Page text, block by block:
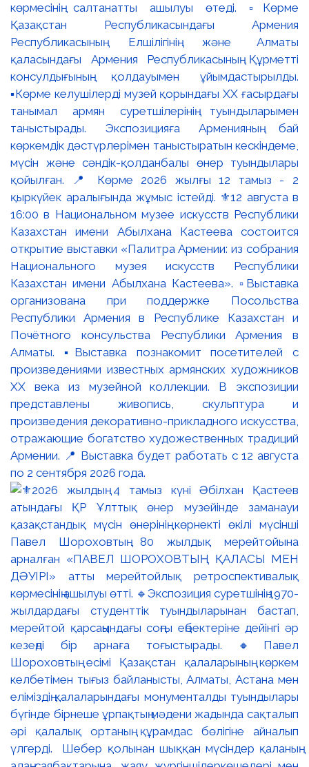
көрмесінің салтанатты ашылуы өтеді. ▫️Көрме
Қазақстан Республикасындағы Армения
Республикасының Елшілігінің және Алматы
қаласындағы Армения Республикасының Құрметті
консулдығының қолдауымен ұйымдастырылды.
▪️Көрме келушілерді музей қорындағы ХХ ғасырдағы
танымал армян суретшілерінің туындыларымен
таныстырады. Экспозицияға Арменияның бай
көркемдік дәстүрлерімен таныстыратын кескіндеме,
мүсін және сәндік-қолданбалы өнер туындылары
қойылған. 📍 Көрме 2026 жылғы 12 тамыз - 2
қыркүйек аралығында жұмыс істейді. ⚜️12 августа в
16:00 в Национальном музее искусств Республики
Казахстан имени Абылхана Кастеева состоится
открытие выставки «Палитра Армении: из собрания
Национального музея искусств Республики
Казахстан имени Абылхана Кастеева». ▫️Выставка
организована при поддержке Посольства
Республики Армения в Республике Казахстан и
Почётного консульства Республики Армения в
Алматы. ▪️Выставка познакомит посетителей с
произведениями известных армянских художников
XX века из музейной коллекции. В экспозиции
представлены живопись, скульптура и
произведения декоративно-прикладного искусства,
отражающие богатство художественных традиций
Армении. 📍 Выставка будет работать с 12 августа
по 2 сентября 2026 года.